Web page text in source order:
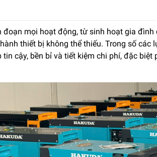
mọi hoạt động, từ sinh hoạt gia
thiết bị không thể thiếu. Trong số các
cậy, bền bỉ và tiết kiệm chi phí, đặc